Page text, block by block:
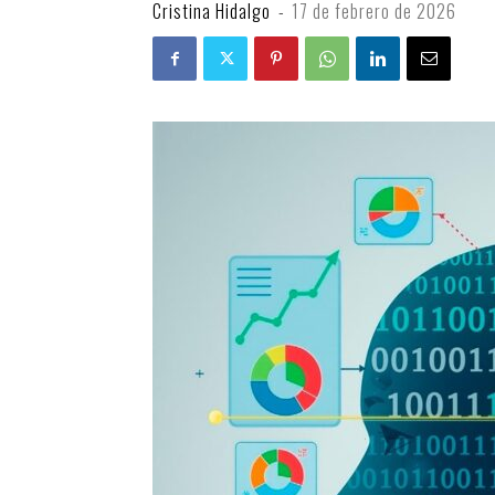
Cristina Hidalgo - 17 de febrero de 2026